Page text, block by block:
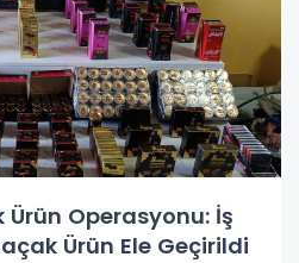
Operasyonu: İş
Ürün Ele Geçirildi